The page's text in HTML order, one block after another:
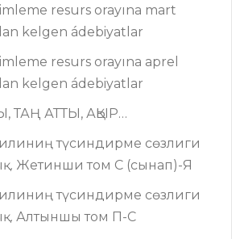
resurs оrayına mart
kelgen ádebiyatlar
resurs оrayına aprel
kelgen ádebiyatlar
АТТЫ, АҚЫР…
түсиндирме сөзлиги
Жетинши том C (сынап)-Я
түсиндирме сөзлиги
Алтыншы том П-C